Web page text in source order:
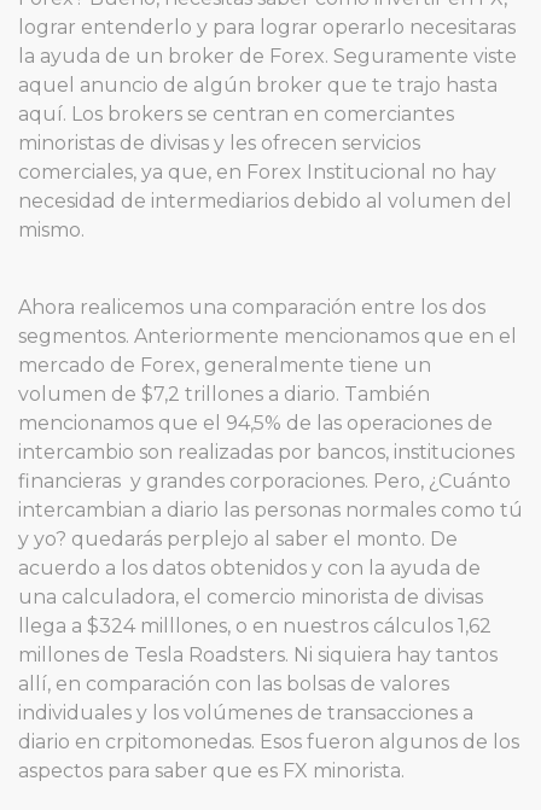
lograr entenderlo y para lograr operarlo necesitaras
la ayuda de un broker de Forex. Seguramente viste
aquel anuncio de algún broker que te trajo hasta
aquí. Los brokers se centran en comerciantes
minoristas de divisas y les ofrecen servicios
comerciales, ya que, en Forex Institucional no hay
necesidad de intermediarios debido al volumen del
mismo.
Ahora realicemos una comparación entre los dos
segmentos. Anteriormente mencionamos que en el
mercado de Forex, generalmente tiene un
volumen de $7,2 trillones a diario. También
mencionamos que el 94,5% de las operaciones de
intercambio son realizadas por bancos, instituciones
financieras y grandes corporaciones. Pero, ¿Cuánto
intercambian a diario las personas normales como tú
y yo? quedarás perplejo al saber el monto. De
acuerdo a los datos obtenidos y con la ayuda de
una calculadora, el comercio minorista de divisas
llega a $324 milllones, o en nuestros cálculos 1,62
millones de Tesla Roadsters. Ni siquiera hay tantos
allí, en comparación con las bolsas de valores
individuales y los volúmenes de transacciones a
diario en crpitomonedas. Esos fueron algunos de los
aspectos para saber que es FX minorista.